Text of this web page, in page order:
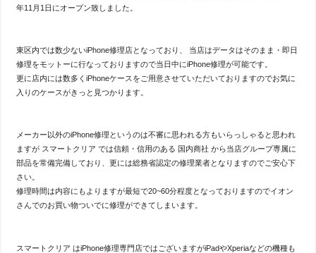
年11月1日にオープン致しました。
東区内では数少ないiPhone修理店となっており、 当店はデータはそのまま・即日
修理をモットーに行なっておりますので当日中にiPhone修理が可能です。
更に店内には数多くiPhoneケースをご用意させていただいておりますのでお気に
入りのケースがきっと見つかります。
メーカー以外のiPhone修理というのは不審に思われる方もいらっしゃると思われ
ますが スマートクリア では信頼・信用のある 国内商社 から当店グループ専属に
部品を常備完備しており、更には総務省認定の修理業者となりますのでご安心下
さい。
修理時間は内容にもよりますが最短で20~60分程度となっておりますのでイオン
さんでのお買い物ついでに修理ができてしまいます。
スマートクリア はiPhone修理専門店ではございますがiPadやXperiaなどの機種も